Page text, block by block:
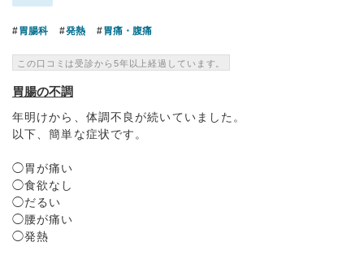
胃腸科 発熱 胃痛・腹痛
この口コミは受診から5年以上経過しています。
胃腸の不調
年明けから、体調不良が続いていました。
以下、簡単な症状です。
◯胃が痛い
◯食欲なし
◯だるい
◯腰が痛い
◯発熱